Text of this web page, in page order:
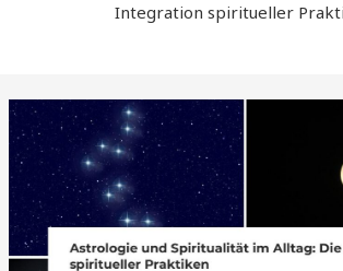
Integration spiritueller